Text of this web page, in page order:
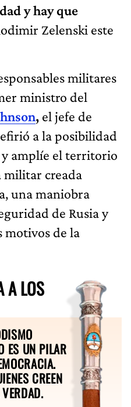
y hay que
Zelenski este
militares
ministro del
, el jefe de
a la posibilidad
y amplíe el territorio
militar creada
una maniobra
de Rusia y
motivos de la
A LOS
ES UN PILAR
CREEN